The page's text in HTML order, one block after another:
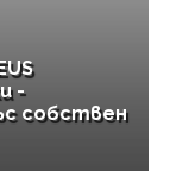
-
собствен